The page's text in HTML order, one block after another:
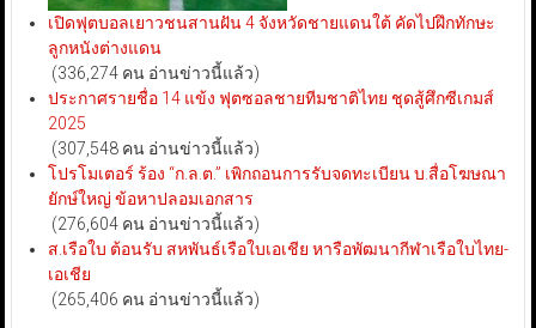
เปิดฟุตบอลเยาวชนสานฝัน 4 จังหวัดชายแดนใต้ คัดไปฝึกทักษะ
ลูกหนังต่างแดน
(336,274 คน อ่านข่าวนี้แล้ว)
ประกาศรายชื่อ 14 แข้ง ฟุตซอลชายทีมชาติไทย ชุดสู้ศึกซีเกมส์
2025
(307,548 คน อ่านข่าวนี้แล้ว)
โปรโมเตอร์ ร้อง “ก.ล.ต.” เพิกถอนการรับจดทะเบียน บ.สื่อโฆษณา
ยักษ์ใหญ่ ข้อหาปลอมเอกสาร
(276,604 คน อ่านข่าวนี้แล้ว)
ส.เรือใบ ต้อนรับ สหพันธ์เรือใบเอเชีย หารือพัฒนากีฬาเรือใบไทย-
เอเชีย
(265,406 คน อ่านข่าวนี้แล้ว)